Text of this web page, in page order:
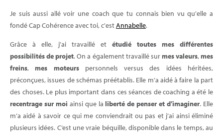
Je suis aussi allé voir une coach que tu connais bien vu qu'elle a
fondé Cap Cohérence avec toi, c'estAnnabelle.
Grâce à elle, j’ai travaillé et étudié toutes mes différentes
possibilités de projet. On a également travaillé surmes valeurs,mes
freins,mes moteurs personnels versus des idées héritées,
préconçues, issues de schémas préétablis. Elle m’a aidé à faire la part
des choses. Le plus important dans ces séances de coaching a été le
recentrage sur moi ainsi que la liberté de penser et d’imaginer. Elle
m’a aidé à savoir ce qui me conviendrait ou pas et j’ai ainsi éliminé
plusieurs idées. C’est une vraie béquille, disponible dans le temps, au